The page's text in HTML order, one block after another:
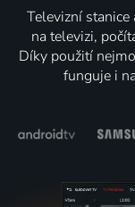
Televizní
na televizi,
Díky použití
funguje i